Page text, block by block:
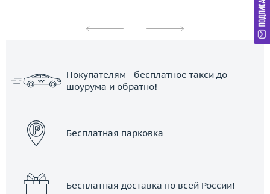
Покупателям - бесплатное такси до
шоурума и обратно!
Бесплатная парковка
Бесплатная доставка по всей России!